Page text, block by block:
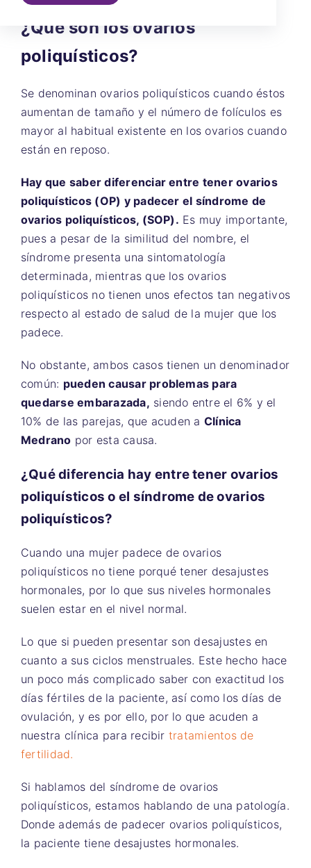
¿Qué son los ovarios
poliquísticos?
Se denominan ovarios poliquísticos cuando éstos
aumentan de tamaño y el número de folículos es
mayor al habitual existente en los ovarios cuando
están en reposo.
Hay que saber diferenciar entre tener ovarios
poliquísticos (OP) y padecer el síndrome de
ovarios poliquísticos, (SOP). Es muy importante,
pues a pesar de la similitud del nombre, el
síndrome presenta una sintomatología
determinada, mientras que los ovarios
poliquísticos no tienen unos efectos tan negativos
respecto al estado de salud de la mujer que los
padece.
No obstante, ambos casos tienen un denominador
común: pueden causar problemas para
quedarse embarazada, siendo entre el 6% y el
10% de las parejas, que acuden a Clínica
Medrano por esta causa.
¿Qué diferencia hay entre tener ovarios
poliquísticos o el síndrome de ovarios
poliquísticos?
Cuando una mujer padece de ovarios
poliquísticos no tiene porqué tener desajustes
hormonales, por lo que sus niveles hormonales
suelen estar en el nivel normal.
Lo que si pueden presentar son desajustes en
cuanto a sus ciclos menstruales. Este hecho hace
un poco más complicado saber con exactitud los
días fértiles de la paciente, así como los días de
ovulación, y es por ello, por lo que acuden a
nuestra clínica para recibir tratamientos de
fertilidad.
Si hablamos del síndrome de ovarios
poliquísticos, estamos hablando de una patología.
Donde además de padecer ovarios poliquísticos,
la paciente tiene desajustes hormonales.